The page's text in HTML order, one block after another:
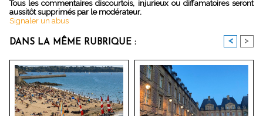
Tous les commentaires discourtois, injurieux ou diffamatoires seront
aussitôt supprimés par le modérateur.
Signaler un abus
DANS LA MÊME RUBRIQUE : < >